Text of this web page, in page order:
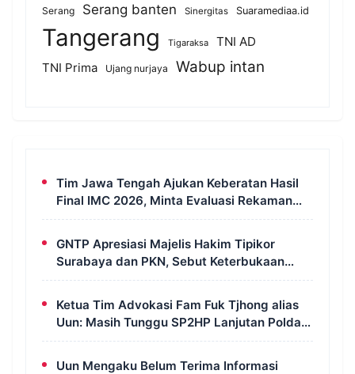
Serang Serang banten Sinergitas Suaramediaa.id
Tangerang Tigaraksa
TNI AD
TNI Prima
Ujang nurjaya Wabup intan
Tim Jawa Tengah Ajukan Keberatan Hasil
Final IMC 2026, Minta Evaluasi Rekaman
dan Scorecard Juri
GNTP Apresiasi Majelis Hakim Tipikor
Surabaya dan PKN, Sebut Keterbukaan
Informasi Jadi Instrumen Pengawasan
Ketua Tim Advokasi Fam Fuk Tjhong alias
Uun: Masih Tunggu SP2HP Lanjutan Polda
Banten
Uun Mengaku Belum Terima Informasi